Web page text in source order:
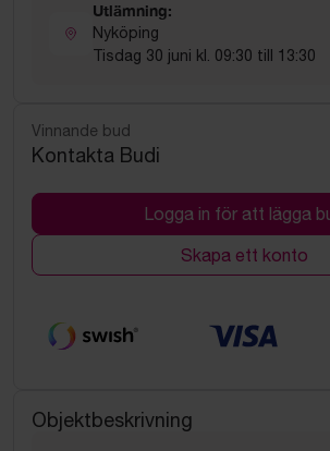
Utlämning:
Nyköping
Tisdag 30 juni kl. 09:30 till 13:30
Vinnande bud
Kontakta Budi
Logga in för att lägga
Skapa ett konto
Objektbeskrivning